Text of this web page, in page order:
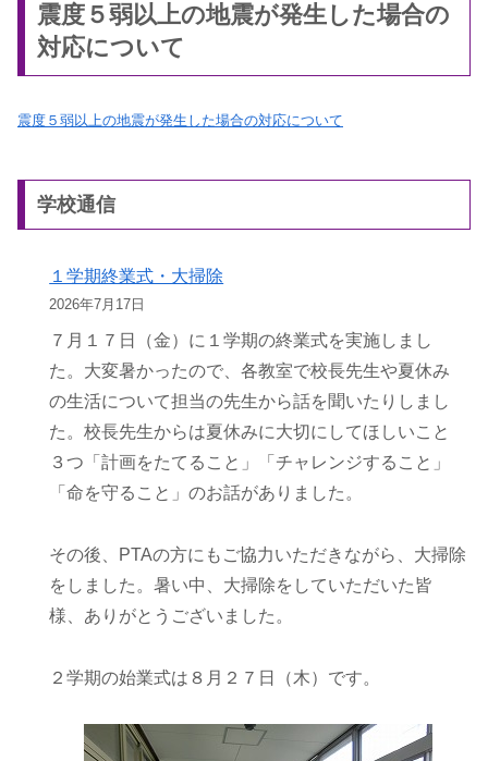
震度５弱以上の地震が発生した場合の
対応について
震度５弱以上の地震が発生した場合の対応について
学校通信
１学期終業式・大掃除
2026年7月17日
７月１７日（金）に１学期の終業式を実施しまし
た。大変暑かったので、各教室で校長先生や夏休み
の生活について担当の先生から話を聞いたりしまし
た。校長先生からは夏休みに大切にしてほしいこと
３つ「計画をたてること」「チャレンジすること」
「命を守ること」のお話がありました。
その後、PTAの方にもご協力いただきながら、大掃除
をしました。暑い中、大掃除をしていただいた皆
様、ありがとうございました。
２学期の始業式は８月２７日（木）です。